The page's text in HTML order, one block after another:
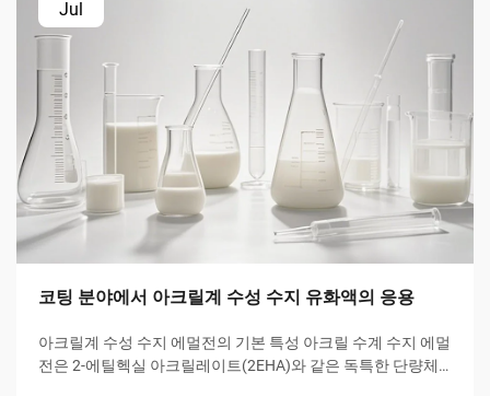
Jul
코팅 분야에서 아크릴계 수성 수지 유화액의 응용
아크릴계 수성 수지 에멀전의 기본 특성 아크릴 수계 수지 에멀
전은 2-에틸헥실 아크릴레이트(2EHA)와 같은 독특한 단량체